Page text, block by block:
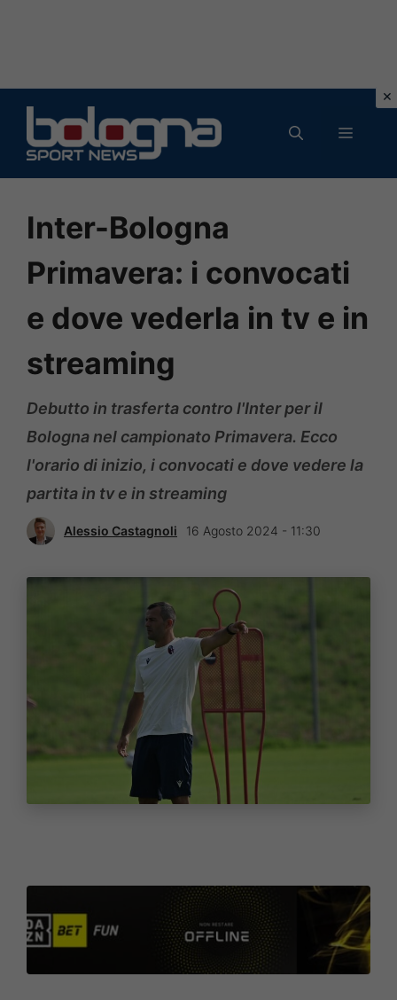
contenuto
MENU
Inter-Bologna
Primavera: i convocati
e dove vederla in tv e in
streaming
Debutto in trasferta contro l'Inter per il
Bologna nel campionato Primavera. Ecco
l'orario di inizio, i convocati e dove vedere la
partita in tv e in streaming
Alessio Castagnoli 16 Agosto 2024 - 11:30